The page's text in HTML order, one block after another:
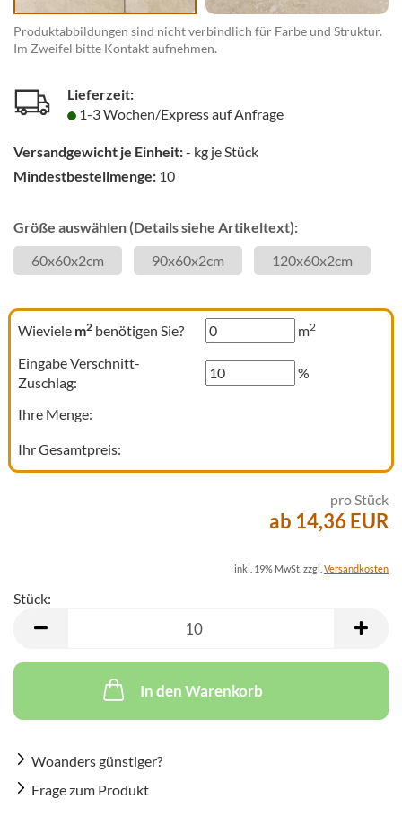
Produktabbildungen sind nicht verbindlich für Farbe und Struktur.
Im Zweifel bitte Kontakt aufnehmen.
Lieferzeit:
1-3 Wochen/Express auf Anfrage
Versandgewicht je Einheit:- kg je Stück
Mindestbestellmenge: 10
Größe auswählen (Details siehe Artikeltext):
60x60x2cm
90x60x2cm 120x60x2cm
Wieviele m2 benötigen Sie? m2
Eingabe Verschnitt-
Zuschlag:
%
Ihre Menge:
Ihr Gesamtpreis:
pro Stück
ab 14,36 EUR
inkl. 19% MwSt. zzgl. Versandkosten
Stück:
In den Warenkorb
Woanders günstiger?
Frage zum Produkt